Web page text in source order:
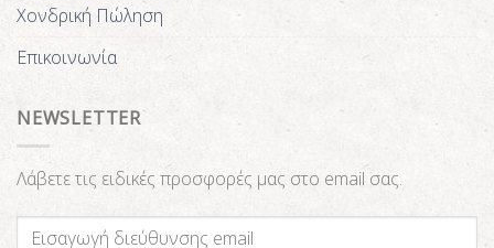
Χονδρική Πώληση
Επικοινωνία
NEWSLETTER
Λάβετε τις ειδικές προσφορές μας στο email σας.